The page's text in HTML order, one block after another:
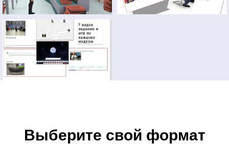
Выберите свой формат